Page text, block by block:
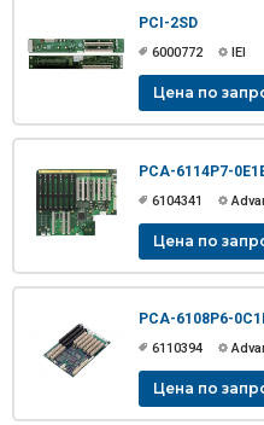
PCI-2SD
6000772 IEI
Цена по
PCA-6114P7-
6104341
Цена по
PCA-6108P6-
6110394
Цена по